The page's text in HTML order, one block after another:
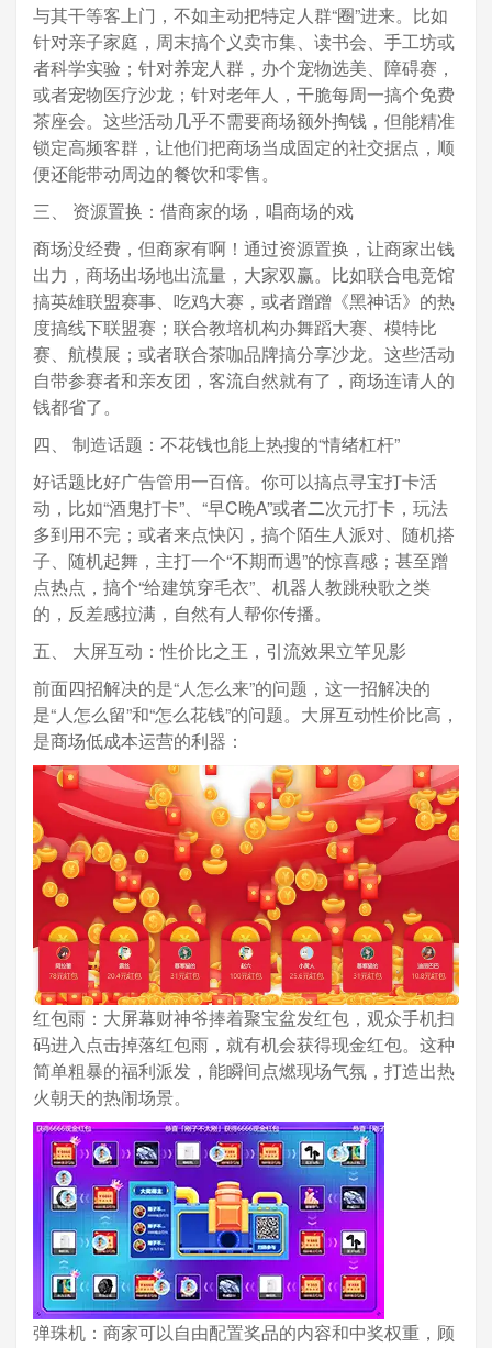
与其干等客上门，不如主动把特定人群“圈”进来。比如
针对亲子家庭，周末搞个义卖市集、读书会、手工坊或
者科学实验；针对养宠人群，办个宠物选美、障碍赛，
或者宠物医疗沙龙；针对老年人，干脆每周一搞个免费
茶座会。这些活动几乎不需要商场额外掏钱，但能精准
锁定高频客群，让他们把商场当成固定的社交据点，顺
便还能带动周边的餐饮和零售。
三、 资源置换：借商家的场，唱商场的戏
商场没经费，但商家有啊！通过资源置换，让商家出钱
出力，商场出场地出流量，大家双赢。比如联合电竞馆
搞英雄联盟赛事、吃鸡大赛，或者蹭蹭《黑神话》的热
度搞线下联盟赛；联合教培机构办舞蹈大赛、模特比
赛、航模展；或者联合茶咖品牌搞分享沙龙。这些活动
自带参赛者和亲友团，客流自然就有了，商场连请人的
钱都省了。
四、 制造话题：不花钱也能上热搜的“情绪杠杆”
好话题比好广告管用一百倍。你可以搞点寻宝打卡活
动，比如“酒鬼打卡”、“早C晚A”或者二次元打卡，玩法
多到用不完；或者来点快闪，搞个陌生人派对、随机搭
子、随机起舞，主打一个“不期而遇”的惊喜感；甚至蹭
点热点，搞个“给建筑穿毛衣”、机器人教跳秧歌之类
的，反差感拉满，自然有人帮你传播。
五、 大屏互动：性价比之王，引流效果立竿见影
前面四招解决的是“人怎么来”的问题，这一招解决的
是“人怎么留”和“怎么花钱”的问题。大屏互动性价比高，
是商场低成本运营的利器：
红包雨：大屏幕财神爷捧着聚宝盆发红包，观众手机扫
码进入点击掉落红包雨，就有机会获得现金红包。这种
简单粗暴的福利派发，能瞬间点燃现场气氛，打造出热
火朝天的热闹场景。
弹珠机：商家可以自由配置奖品的内容和中奖权重，顾